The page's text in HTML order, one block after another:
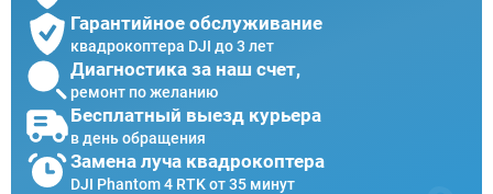
Гарантийное обслуживание
квадрокоптера DJI до 3 лет
Диагностика за наш счет,
ремонт по желанию
Бесплатный выезд курьера
в день обращения
Замена луча квадрокоптера
DJI Phantom 4 RTK от 35 минут